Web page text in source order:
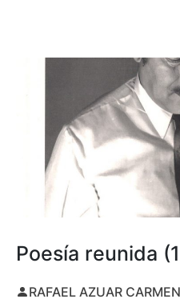
Poesía reunida
RAFAEL AZUAR CARMEN